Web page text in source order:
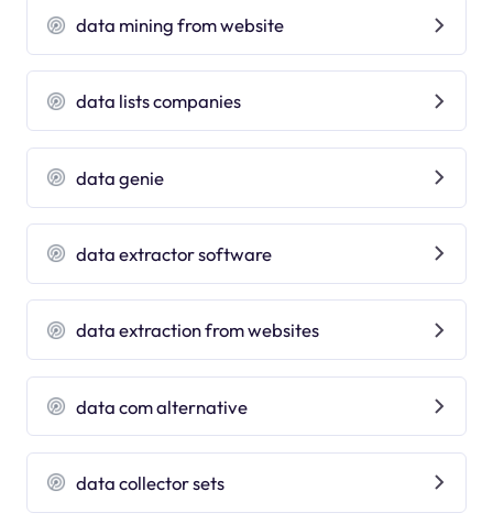
data mining from website
data lists companies
data genie
data extractor software
data extraction from websites
data com alternative
data collector sets